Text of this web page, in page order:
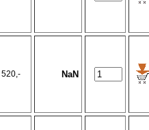
520,- NaN